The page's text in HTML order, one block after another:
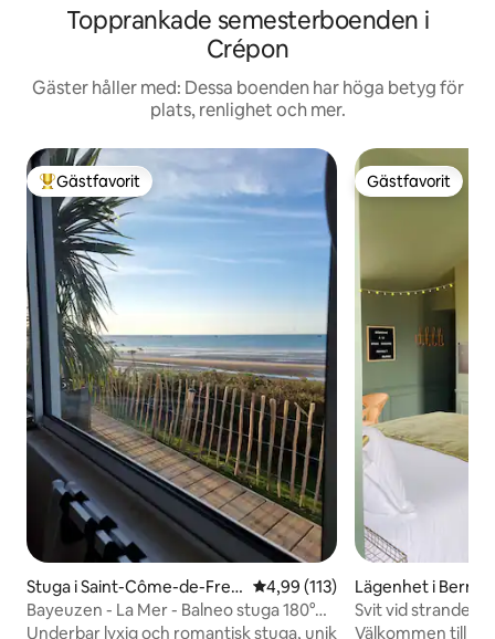
Topprankade semesterboenden i
Crépon
Gäster håller med: Dessa boenden har höga betyg för
plats, renlighet och mer.
Populär gästfavorit
Gästfavorit
Stuga i Saint-Côme-de-Fres
né
4,99 av 5 i genomsnittligt
4,99 (113)
Bayeuzen - La Mer - Balneo stuga 180°
havsutsikt
Underbar lyxig och romantisk stuga, unik
Gästfavorit
Gästfavorit
Lägenhet i
er
Svit vid stranden
Välkommen till